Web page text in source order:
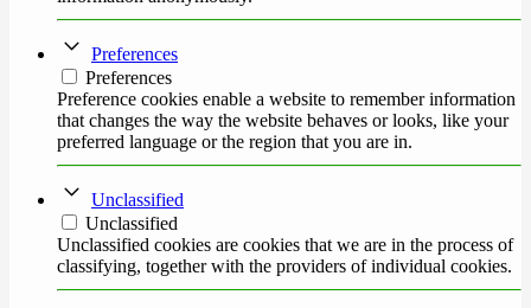
Preferences
Preferences
Preference cookies enable a website to remember information
that changes the way the website behaves or looks, like your
preferred language or the region that you are in.
Unclassified
Unclassified
Unclassified cookies are cookies that we are in the process of
classifying, together with the providers of individual cookies.